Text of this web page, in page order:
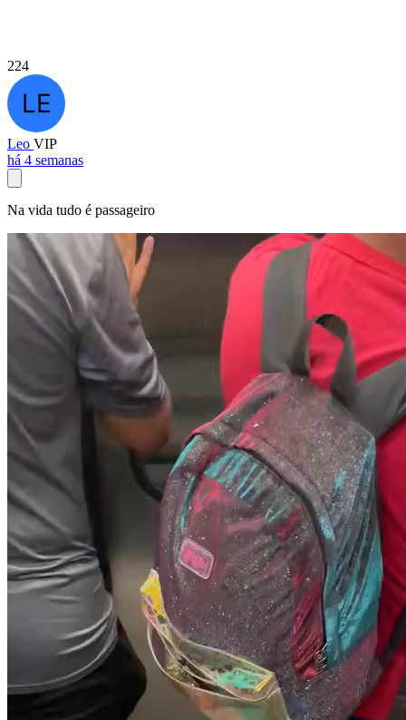
224
Leo VIP
há 4 semanas
Na vida tudo é passageiro